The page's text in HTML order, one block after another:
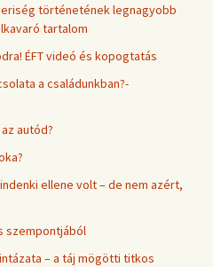
történetének legnagyobb
tartalom
ÉFT videó és kopogtatás
a családunkban?-
autód?
ellene volt – de nem azért,
szempontjából
– a táj mögötti titkos